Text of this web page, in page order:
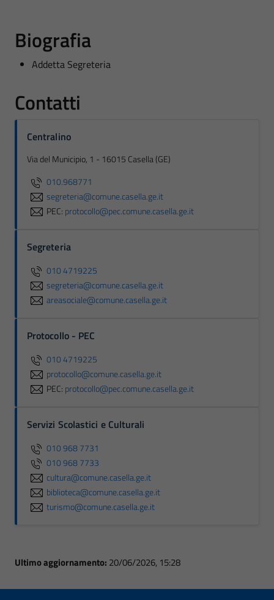
Biografia
Addetta Segreteria
Contatti
Centralino
Via del Municipio, 1 - 16015 Casella (GE)
010.968771
segreteria@comune.casella.ge.it
PEC: protocollo@pec.comune.casella.ge.it
Segreteria
010 4719225
segreteria@comune.casella.ge.it
areasociale@comune.casella.ge.it
Protocollo - PEC
010 4719225
protocollo@comune.casella.ge.it
PEC: protocollo@pec.comune.casella.ge.it
Servizi Scolastici e Culturali
010 968 7731
010 968 7733
cultura@comune.casella.ge.it
biblioteca@comune.casella.ge.it
turismo@comune.casella.ge.it
Ultimo aggiornamento: 20/06/2026, 15:28